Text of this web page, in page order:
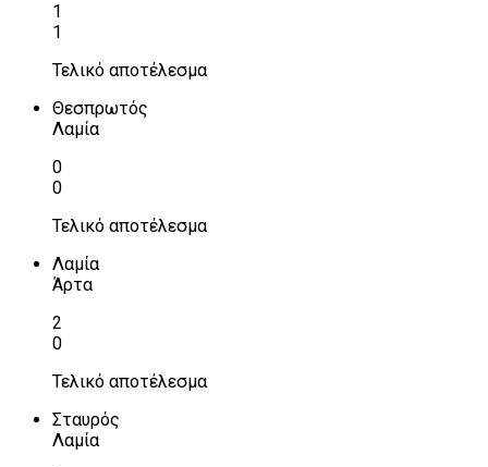
1
1
Τελικό αποτέλεσμα
Θεσπρωτός
Λαμία
0
0
Τελικό αποτέλεσμα
Λαμία
Άρτα
2
0
Τελικό αποτέλεσμα
Σταυρός
Λαμία